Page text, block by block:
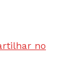
no